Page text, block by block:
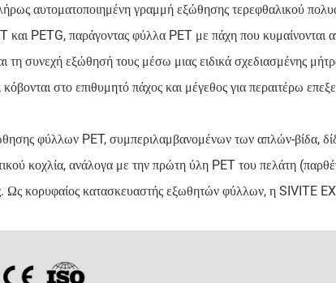
αυτοματοποιημένη γραμμή εξώθησης τερεφθαλικού
και PETG, παράγοντας φύλλα PET με πάχη που
τη συνεχή εξώθησή τους μέσω μιας ειδικά σχεδιασμένης
στο επιθυμητό πάχος και μέγεθος για περαιτέρω
φύλλων PET, συμπεριλαμβανομένων των απλών-βίδα,
κοχλία, ανάλογα με την πρώτη ύλη PET του πελάτη
Ως κορυφαίος κατασκευαστής εξωθητών φύλλων, η SIVITE